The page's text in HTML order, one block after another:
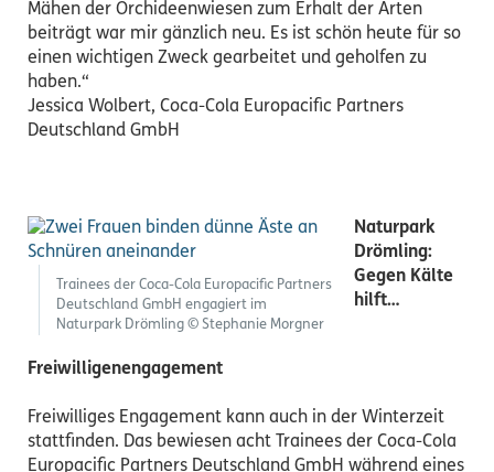
Mähen der Orchideenwiesen zum Erhalt der Arten
beiträgt war mir gänzlich neu. Es ist schön heute für so
einen wichtigen Zweck gearbeitet und geholfen zu
haben.“
Jessica Wolbert, Coca-Cola Europacific Partners
Deutschland GmbH
Trainees der Coca-Cola Europacific Partners
Deutschland GmbH engagiert im
Naturpark Drömling © Stephanie Morgner
Naturpark
Drömling:
Gegen Kälte
hilft…
Freiwilligenengagement
Freiwilliges Engagement kann auch in der Winterzeit
stattfinden. Das bewiesen acht Trainees der Coca-Cola
Europacific Partners Deutschland GmbH während eines